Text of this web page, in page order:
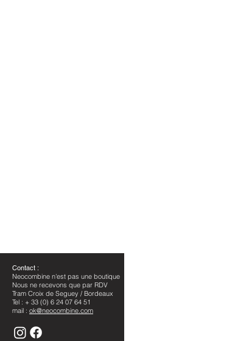
​Contact :
Neocombine n'est pas une boutique
Nous ne recevons que par RDV
Tram Croix de Seguey / Bordeaux
Tel : + 33 (0) 6 24 07 64 51
mail : ok@neocombine.com